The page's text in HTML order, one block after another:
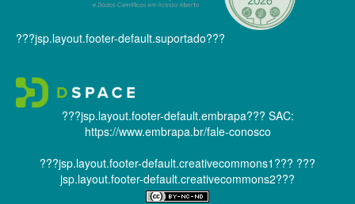
???jsp.layout.footer-default.suportado???
???jsp.layout.footer-default.embrapa??? SAC:
https://www.embrapa.br/fale-conosco
???jsp.layout.footer-default.creativecommons1??? ???
jsp.layout.footer-default.creativecommons2???